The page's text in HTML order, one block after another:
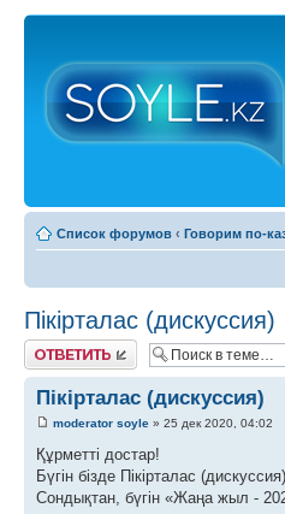
Список форумов ‹ Говорим по-
Пікірталас (дискуссия)
Ответить
Пікірталас (дискуссия)
moderator soyle » 25 дек 2020, 04:02
Құрметті достар!
Бүгін бізде Пікірталас
Сондықтан, бүгін «Жаңа жыл -